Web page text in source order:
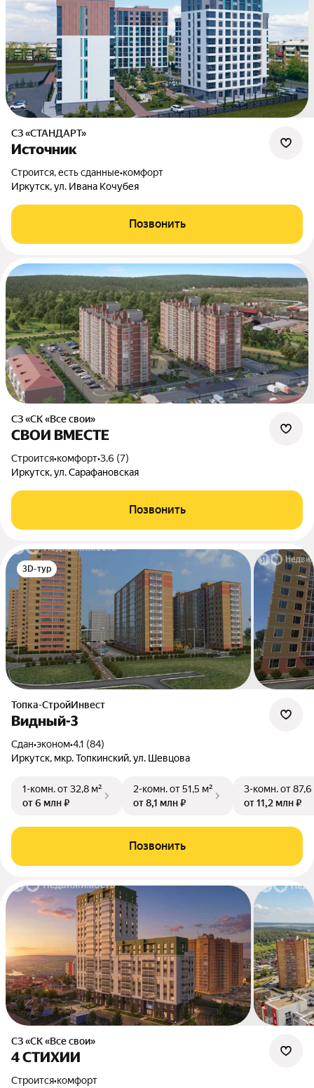
СЗ «СТАНДАРТ»
Источник
Строится, есть сданные•комфорт
Иркутск, ул. Ивана Кочубея
Позвонить
СЗ «СК «Все свои»
СВОИ ВМЕСТЕ
Строится•комфорт•3.6 (7)
Иркутск, ул. Сарафановская
Позвонить
3D-тур
Топка-СтройИнвест
Видный-3
Сдан•эконом•4.1 (84)
Иркутск, мкр. Топкинский, ул. Шевцова
1-комн.от 32,8 м²
от 6 млн ₽
2-комн.от 51,5 м²
от 8,1 млн ₽
3-комн.от 87,6
от 11,2 млн ₽
Позвонить
СЗ «СК «Все свои»
4 СТИХИИ
Строится•комфорт